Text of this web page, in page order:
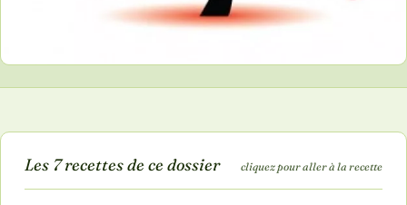
Les 7 recettes de ce dossier cliquez pour aller à la recette